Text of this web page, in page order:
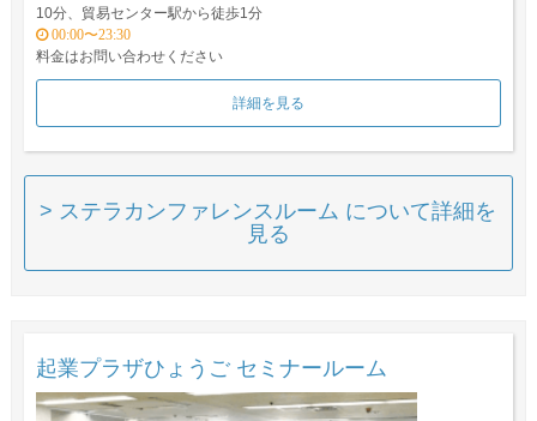
10分、貿易センター駅から徒歩1分
00:00〜23:30
料金はお問い合わせください
詳細を見る
> ステラカンファレンスルーム について詳細を
見る
起業プラザひょうご セミナールーム